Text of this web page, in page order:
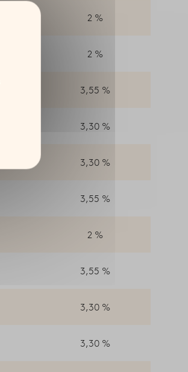
2 %
2 %
3,55 %
3,30 %
3,30 %
3,55 %
2 %
3,55 %
3,30 %
3,30 %